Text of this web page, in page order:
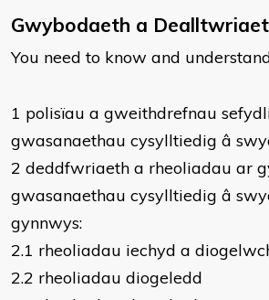
Gwybodaeth a
You need to know and
​1 polisïau a gweithdrefnau
gwasanaethau cysylltiedig â
2 deddfwriaeth a rheoliadau ar
gwasanaethau cysylltiedig â
gynnwys:
2.1 rheoliadau iechyd a
2.2 rheoliadau diogeledd